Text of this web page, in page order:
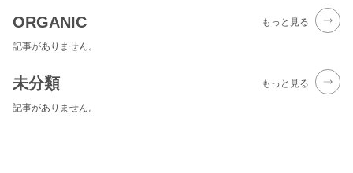
ORGANIC もっと見る
記事がありません。
未分類 もっと見る
記事がありません。